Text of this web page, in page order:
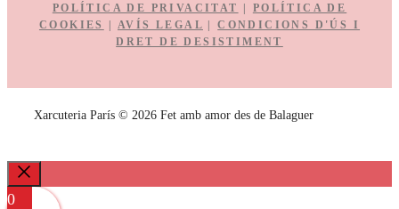
POLÍTICA DE PRIVACITAT
POLÍTICA DE
COOKIES
AVÍS LEGAL
CONDICIONS D'ÚS I
DRET DE DESISTIMENT
Xarcuteria París © 2026 Fet amb amor des de Balaguer
Close
0